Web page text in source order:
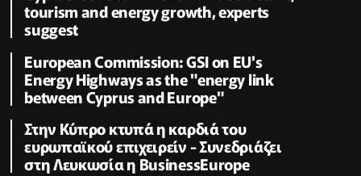
tourism and energy growth, experts
suggest
European Commission: GSI on EU's
Energy Highways as the "energy link
between Cyprus and Europe"
Στην Κύπρο κτυπά η καρδιά του
ευρωπαϊκού επιχειρείν - Συνεδριάζει
στη Λευκωσία η BusinessEurope